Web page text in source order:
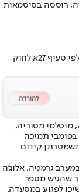
רוססה בסיסמאות
המסעדה הישראלית שהפכה למטרה. צילום: שימוש לפי סעיף 27א לחוק
מוסלמי מסוריה,
תמיכה
שמטרתן קידום
גרמניה, אלוג'ה
שהגיש מספר
לפגוע במסעדה.